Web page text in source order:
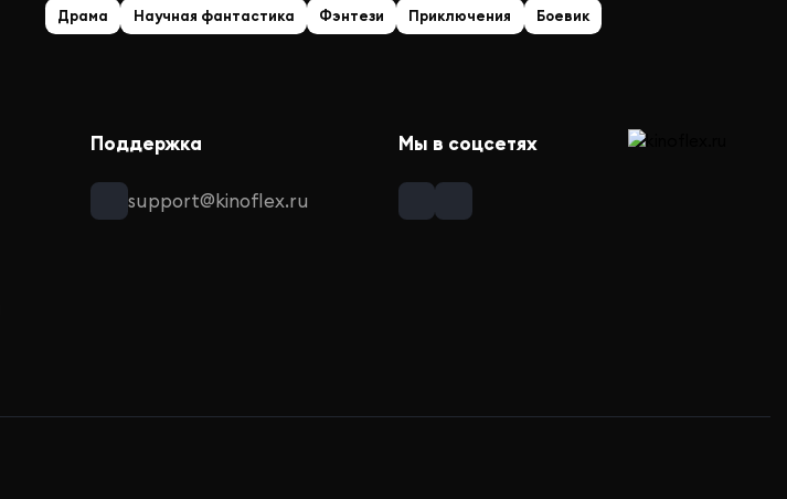
Драма Научная фантастика Фэнтези Приключения Боевик
Поддержка
support@kinoflex.ru
Мы в соцсетях